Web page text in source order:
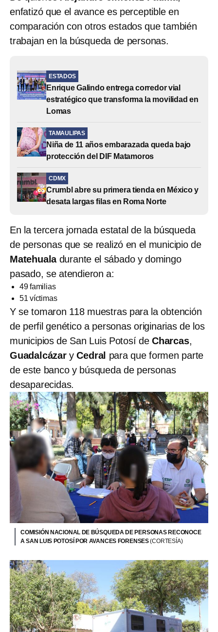
enfatizó que el avance es perceptible en
comparación con otros estados que también
trabajan en la búsqueda de personas.
ESTADOS
Enrique Galindo entrega corredor vial
estratégico que transforma la movilidad en
Lomas
TAMAULIPAS
Niña de 11 años embarazada queda bajo
protección del DIF Matamoros
CDMX
Crumbl abre su primera tienda en México y
desata largas filas en Roma Norte
En la tercera jornada estatal de la búsqueda
de personas que se realizó en el municipio de
Matehualadurante el sábado y domingo
pasado, se atendieron a:
49 familias
51 víctimas
Y se tomaron 118 muestras para la obtención
de perfil genético a personas originarias de los
municipios de San Luis Potosí de Charcas,
GuadalcázaryCedral para que formen parte
de este banco y búsqueda de personas
desaparecidas.
COMISIÓN NACIONAL DE BÚSQUEDA DE PERSONAS RECONOCE
A SAN LUIS POTOSÍ POR AVANCES FORENSES(CORTESÍA)